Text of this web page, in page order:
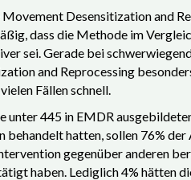
Movement Desensitization and
dass die Methode im
sei. Gerade bei
and Reprocessing
Fällen schnell.
unter 445 in EMDR
behandelt hatten, sollen 76%
gegenüber anderen
haben. Lediglich 4% hätten